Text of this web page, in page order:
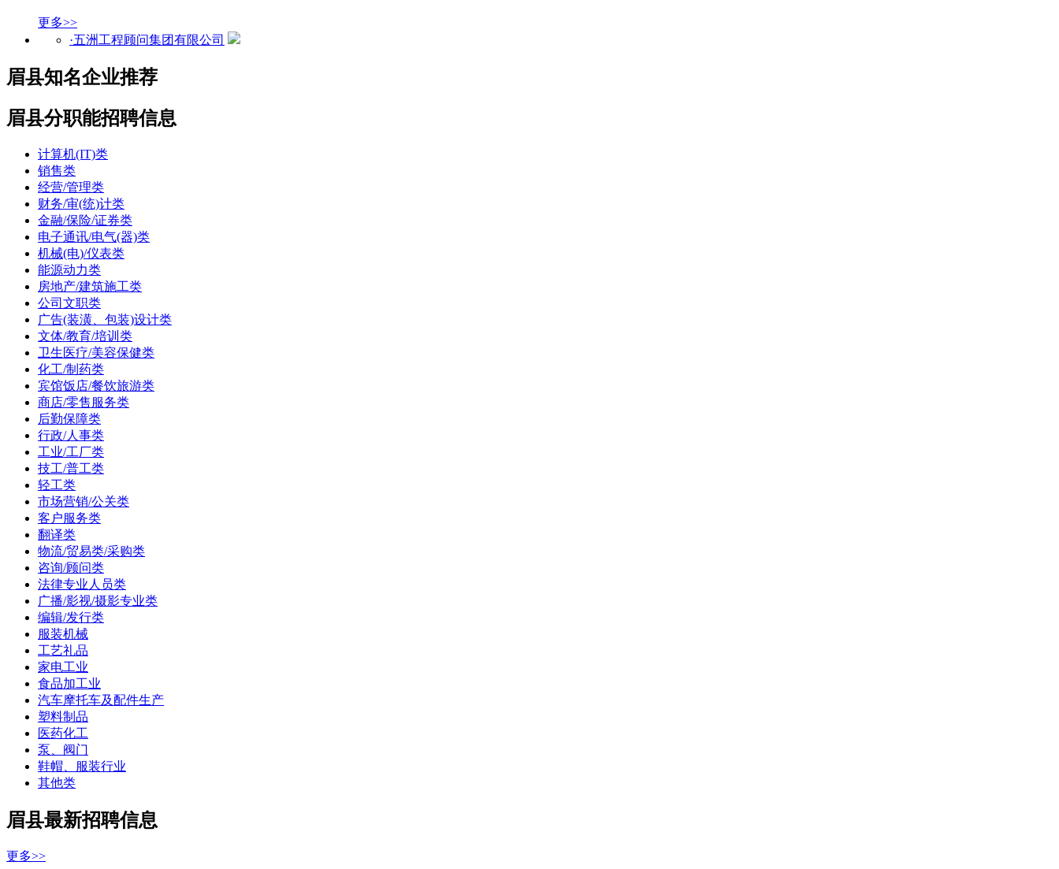
更多>>
·五洲工程顾问集团有限公司
眉县知名企业推荐
眉县分职能招聘信息
计算机(IT)类
销售类
经营/管理类
财务/审(统)计类
金融/保险/证券类
电子通讯/电气(器)类
机械(电)/仪表类
能源动力类
房地产/建筑施工类
公司文职类
广告(装潢、包装)设计类
文体/教育/培训类
卫生医疗/美容保健类
化工/制药类
宾馆饭店/餐饮旅游类
商店/零售服务类
后勤保障类
行政/人事类
工业/工厂类
技工/普工类
轻工类
市场营销/公关类
客户服务类
翻译类
物流/贸易类/采购类
咨询/顾问类
法律专业人员类
广播/影视/摄影专业类
编辑/发行类
服装机械
工艺礼品
家电工业
食品加工业
汽车摩托车及配件生产
塑料制品
医药化工
泵、阀门
鞋帽、服装行业
其他类
眉县最新招聘信息
更多>>